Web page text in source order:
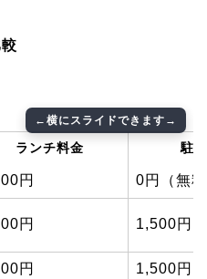
ランチ料金 駐
円 0円（無
円 1,500円
円 1,500円